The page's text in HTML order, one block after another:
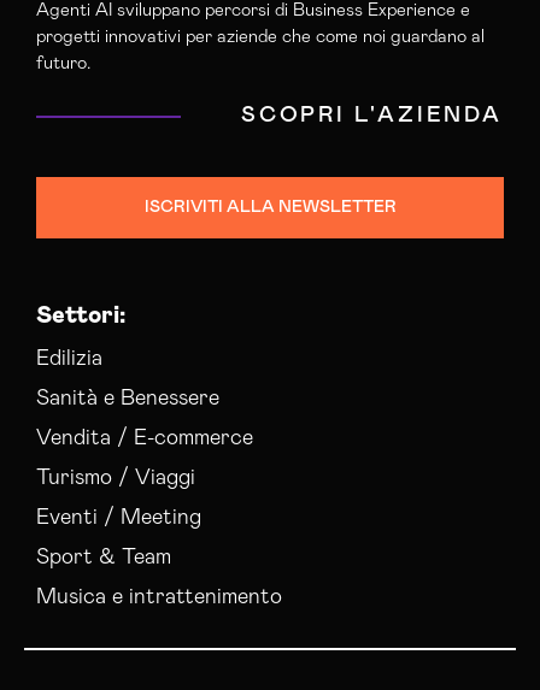
Agenti AI sviluppano percorsi di Business Experience e
progetti innovativi per aziende che come noi guardano al
futuro.
SCOPRI L'AZIENDA
ISCRIVITI ALLA NEWSLETTER
Settori:
Edilizia
Sanità e Benessere
Vendita / E-commerce
Turismo / Viaggi
Eventi / Meeting
Sport & Team
Musica e intrattenimento